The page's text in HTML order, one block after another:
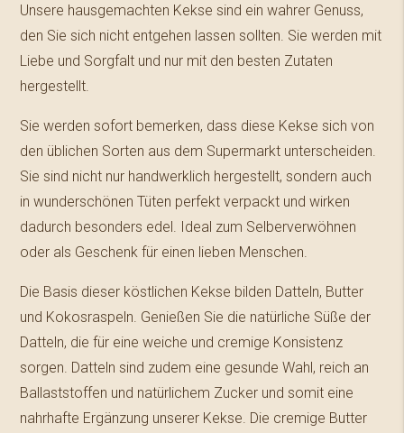
Unsere hausgemachten Kekse sind ein wahrer Genuss,
den Sie sich nicht entgehen lassen sollten. Sie werden mit
Liebe und Sorgfalt und nur mit den besten Zutaten
hergestellt.
Sie werden sofort bemerken, dass diese Kekse sich von
den üblichen Sorten aus dem Supermarkt unterscheiden.
Sie sind nicht nur handwerklich hergestellt, sondern auch
in wunderschönen Tüten perfekt verpackt und wirken
dadurch besonders edel. Ideal zum Selberverwöhnen
oder als Geschenk für einen lieben Menschen.
Die Basis dieser köstlichen Kekse bilden Datteln, Butter
und Kokosraspeln. Genießen Sie die natürliche Süße der
Datteln, die für eine weiche und cremige Konsistenz
sorgen. Datteln sind zudem eine gesunde Wahl, reich an
Ballaststoffen und natürlichem Zucker und somit eine
nahrhafte Ergänzung unserer Kekse. Die cremige Butter